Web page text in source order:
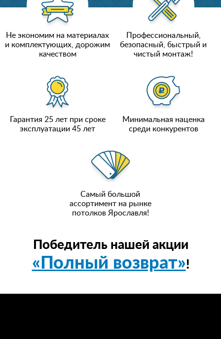
Не экономим на материалах
и комплектующих, дорожим
качеством
Профессиональный,
безопасный, быстрый и
чистый монтаж!
Гарантия 25 лет при сроке
эксплуатации 45 лет
Минимальная наценка
среди конкурентов
Самый большой
ассортимент на рынке
потолков Ярославля!
Победитель нашей акции
«Полный возврат»!